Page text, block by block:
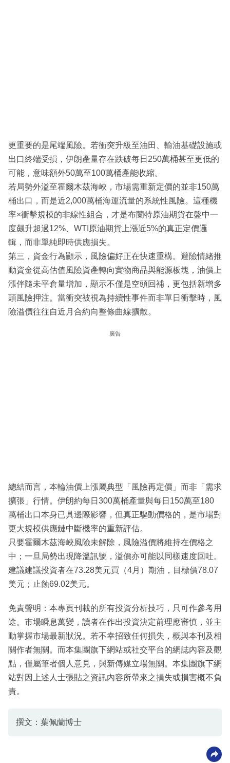
更重要的是尾端風險。若衝突升級至油田、輸油基礎設施或
出口終端受損，伊朗產量存在跌破每日250萬桶甚至更低的
可能，意味額外50萬至100萬桶產能收縮。
若局勢外溢至霍爾木茲海峽，市場需重新定價的並非150萬
桶出口，而是近2,000萬桶海運流量的系統性風險。這種機
率×衝擊規模的非線性組合，才是布蘭特原油期貨在盤中一
度飆升超過12%、WTI原油期貨上漲近5%的真正定價邏
輯，而非單純即時供應損失。
第三，資金行為顯示，風險偏好正在快速重構。避險情緒推
動資金從高估值風險資產轉向實物商品與能源板塊，油價上
漲伴隨未平倉量增加，顯示不僅是空頭回補，更包括新增多
頭風險押注。當衝突被視為持續性事件而非單日衝擊時，風
險溢價往往自近月合約向整條曲線擴散。
廣告
總結而言，本輪油價上漲屬典型「風險再定價」而非「需求
擴張」行情。伊朗約每日300萬桶產量與每日150萬至180
萬桶出口本身已具邊際影響，但真正驅動價格的，是市場對
更大規模供應鏈中斷機率的重新評估。
只要霍爾木茲海峽風險未解除，風險溢價將維持在價格之
中；一旦局勢出現降溫訊號，溢價亦可能以同樣速度回吐。
建議建議投資者在73.28美元買（4月）期油，目標價78.07
美元；止蝕69.02美元。
免責聲明：本專頁刊載的所有投資分析技巧，只可作參考用
途。市場瞬息萬變，讀者在作出投資決定前理應審慎，並主
動掌握市場最新狀況。若不幸招致任何損失，概與本刊及相
關作者無關。而本集團旗下網站或社交平台的網誌內容及觀
點，僅屬筆者個人意見，與新傳媒立場無關。本集團旗下網
站對因上述人士張貼之資訊內容所帶來之損失或損害概不負
責。
撰文：葉佩蘭博士